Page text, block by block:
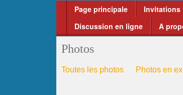
Page principale Invitations
Discussion en ligne
A
Photos
Toutes les photos Photos en